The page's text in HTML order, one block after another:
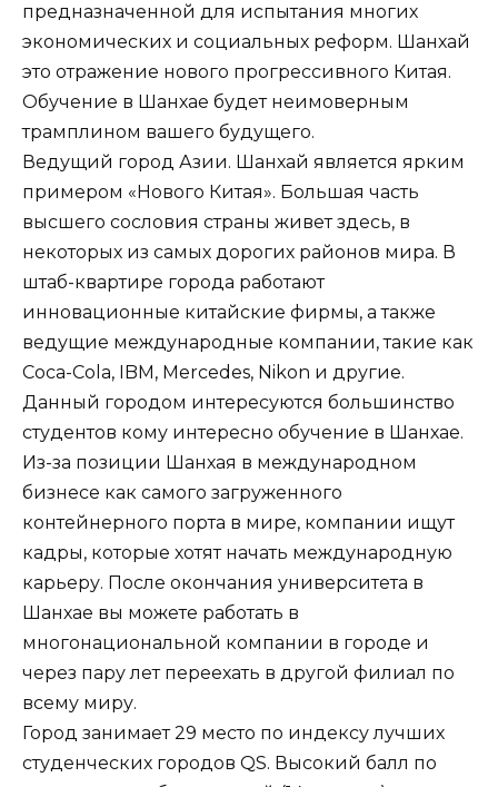
предназначенной для испытания многих
экономических и социальных реформ. Шанхай
это отражение нового прогрессивного Китая.
Обучение в Шанхае будет неимоверным
трамплином вашего будущего.
Ведущий город Азии. Шанхай является ярким
примером «Нового Китая». Большая часть
высшего сословия страны живет здесь, в
некоторых из самых дорогих районов мира. В
штаб-квартире города работают
инновационные китайские фирмы, а также
ведущие международные компании, такие как
Coca-Cola, IBM, Mercedes, Nikon и другие.
Данный городом интересуются большинство
студентов кому интересно обучение в Шанхае.
Из-за позиции Шанхая в международном
бизнесе как самого загруженного
контейнерного порта в мире, компании ищут
кадры, которые хотят начать международную
карьеру. После окончания университета в
Шанхае вы можете работать в
многонациональной компании в городе и
через пару лет переехать в другой филиал по
всему миру.
Город занимает 29 место по индексу лучших
студенческих городов QS. Высокий балл по